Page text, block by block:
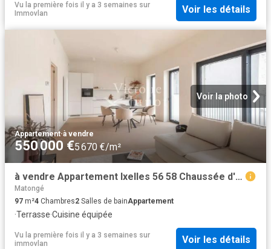
Vu la première fois il y a 3 semaines sur
Immovlan
Voir les détails
Voir la photo
Appartement·à vendre
550 000 €5 670 €/m²
à vendre Appartement Ixelles 56 58 Chaussée d'Ixelles
Matongé
97 m²4 Chambres2 Salles de bainAppartement
·Terrasse·Cuisine équipée
Vu la première fois il y a 3 semaines sur
immovlan
Voir les détails